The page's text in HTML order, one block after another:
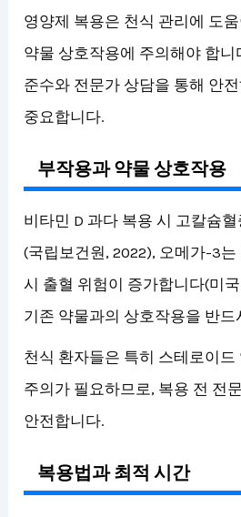
영양제 복용은 천식 관리에 도
약물 상호작용에 주의해야 합니
준수와 전문가 상담을 통해 안
중요합니다.
부작용과 약물 상호작용
비타민 D 과다 복용 시 고칼슘
(국립보건원, 2022), 오메가-3
시 출혈 위험이 증가합니다(미
기존 약물과의 상호작용을 반드
천식 환자들은 특히 스테로이드
주의가 필요하므로, 복용 전 전
안전합니다.
복용법과 최적 시간